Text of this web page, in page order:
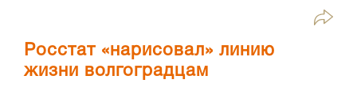
Росстат «нарисовал» линию
жизни волгоградцам